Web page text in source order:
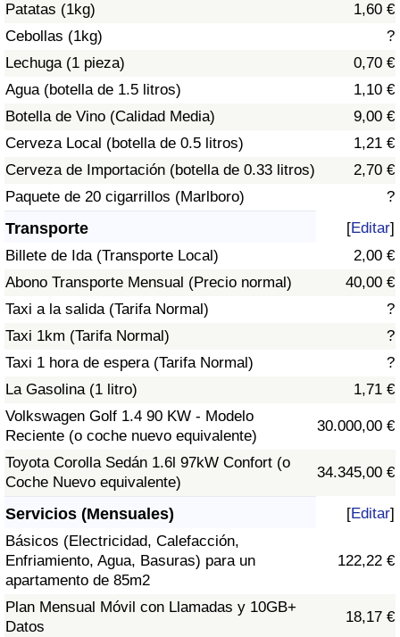
Patatas (1kg)
1,60 €
Cebollas (1kg)
?
Lechuga (1 pieza)
0,70 €
Agua (botella de 1.5 litros)
1,10 €
Botella de Vino (Calidad Media)
9,00 €
Cerveza Local (botella de 0.5 litros)
1,21 €
Cerveza de Importación (botella de 0.33 litros)
2,70 €
Paquete de 20 cigarrillos (Marlboro)
?
Transporte [Editar]
Billete de Ida (Transporte Local)
2,00 €
Abono Transporte Mensual (Precio normal)
40,00 €
Taxi a la salida (Tarifa Normal)
?
Taxi 1km (Tarifa Normal)
?
Taxi 1 hora de espera (Tarifa Normal)
?
La Gasolina (1 litro)
1,71 €
Volkswagen Golf 1.4 90 KW - Modelo
Reciente (o coche nuevo equivalente)
30.000,00 €
Toyota Corolla Sedán 1.6l 97kW Confort (o
Coche Nuevo equivalente)
34.345,00 €
Servicios (Mensuales) [Editar]
Básicos (Electricidad, Calefacción,
Enfriamiento, Agua, Basuras) para un
apartamento de 85m2
122,22 €
Plan Mensual Móvil con Llamadas y 10GB+
Datos
18,17 €
Índice de Contaminación por País
Tráfico
Índice de Tráfico
Índice de Tráfico (Actual)
Índice de Tráfico por País